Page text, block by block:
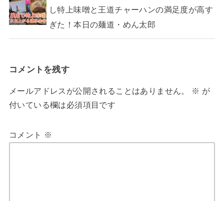
し特上味噌と王道チャーハンの満足度が高す
ぎた！本日の麺道・めん太郎
コメントを残す
メールアドレスが公開されることはありません。 ※ が
付いている欄は必須項目です
コメント ※